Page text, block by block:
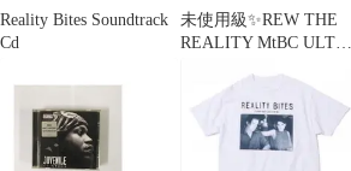
Reality Bites Soundtrack
Cd
未使用級✨REW THE
REALITY MtBC ULTRA